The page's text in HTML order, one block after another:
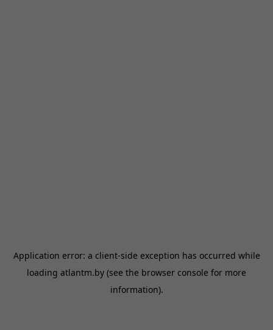
Application error: a client-side exception has occurred while
loading atlantm.by (see the browser console for more
information).